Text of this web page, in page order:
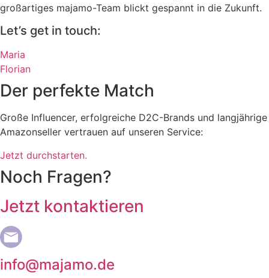
großartiges majamo-Team blickt gespannt in die Zukunft.
Let’s get in touch:
Maria
Florian
Der perfekte Match
Große Influencer, erfolgreiche D2C-Brands und langjährige
Amazonseller vertrauen auf unseren Service:
Jetzt durchstarten.
Noch Fragen?
Jetzt kontaktieren
info@majamo.de